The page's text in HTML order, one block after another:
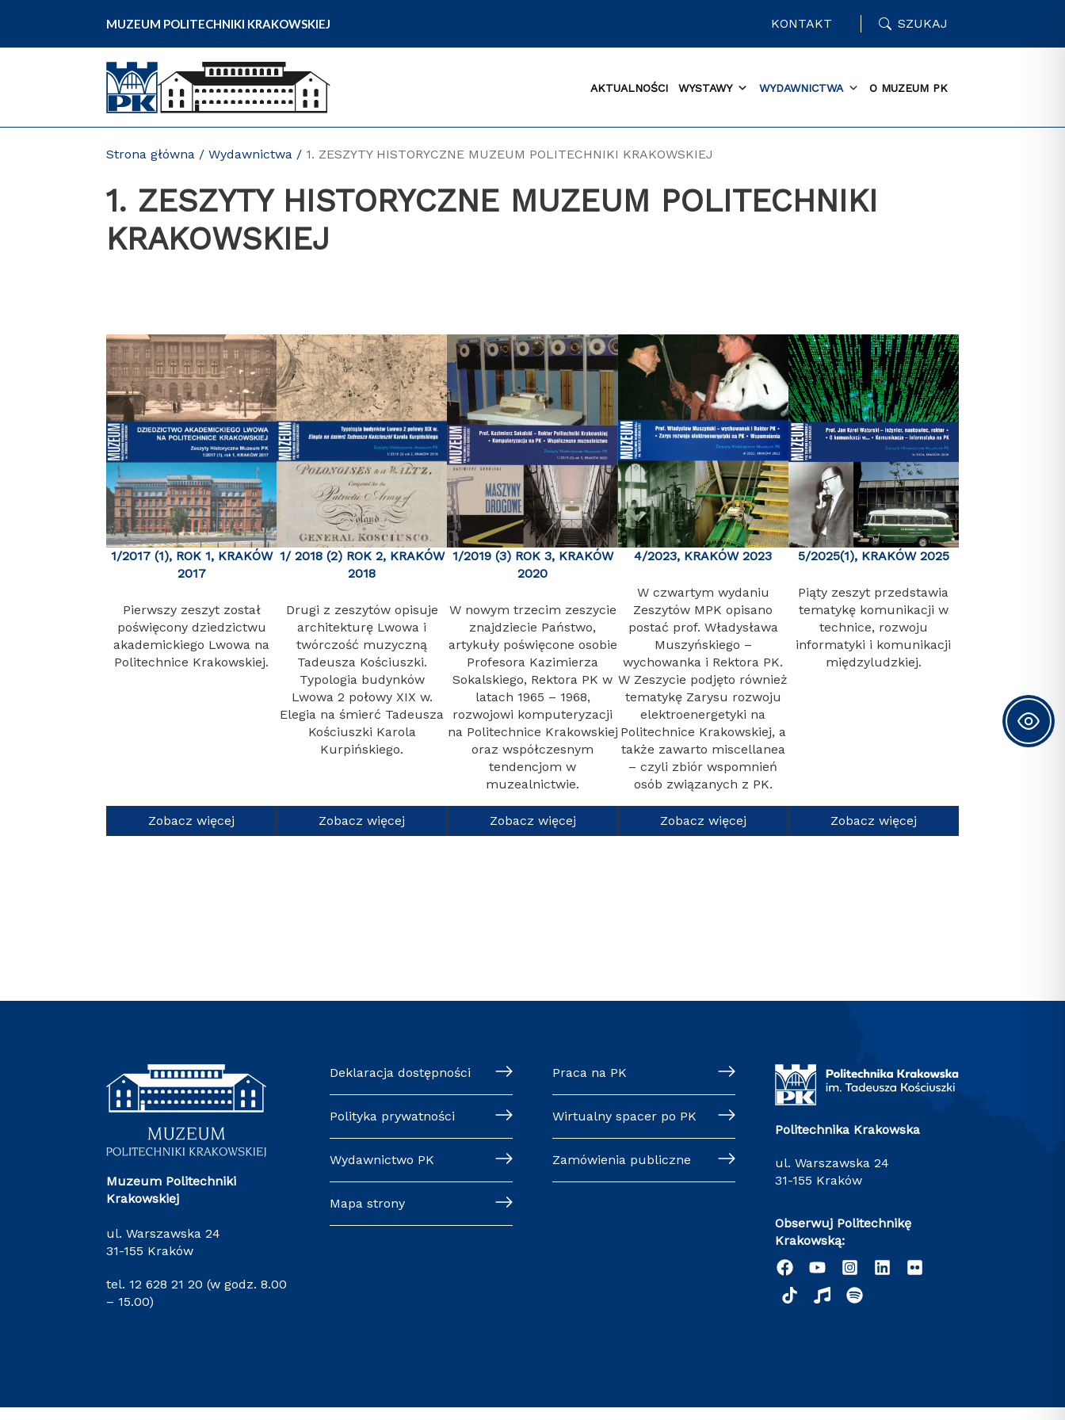
MUZEUM POLITECHNIKI KRAKOWSKIEJ KONTAKT SZUKAJ
AKTUALNOŚCI WYSTAWY WYDAWNICTWA O MUZEUM PK
Strona główna /Wydawnictwa / 1. ZESZYTY HISTORYCZNE MUZEUM POLITECHNIKI KRAKOWSKIEJ
1. ZESZYTY HISTORYCZNE MUZEUM POLITECHNIKI
KRAKOWSKIEJ
1/2017 (1), ROK 1, KRAKÓW
2017
Pierwszy zeszyt został
poświęcony dziedzictwu
akademickiego Lwowa na
Politechnice Krakowskiej.
Zobacz więcej
1/ 2018 (2) ROK 2, KRAKÓW
2018
Drugi z zeszytów opisuje
architekturę Lwowa i
twórczość muzyczną
Tadeusza Kościuszki.
Typologia budynków
Lwowa 2 połowy XIX w.
Elegia na śmierć Tadeusza
Kościuszki Karola
Kurpińskiego.
Zobacz więcej
1/2019 (3) ROK 3, KRAKÓW
2020
W nowym trzecim zeszycie
znajdziecie Państwo,
artykuły poświęcone osobie
Profesora Kazimierza
Sokalskiego, Rektora PK w
latach 1965 – 1968,
rozwojowi komputeryzacji
na Politechnice Krakowskiej
oraz współczesnym
tendencjom w
muzealnictwie.
Zobacz więcej
4/2023, KRAKÓW 2023
W czwartym wydaniu
Zeszytów MPK opisano
postać prof. Władysława
Muszyńskiego –
wychowanka i Rektora PK.
W Zeszycie podjęto również
tematykę Zarysu rozwoju
elektroenergetyki na
Politechnice Krakowskiej, a
także zawarto miscellanea
– czyli zbiór wspomnień
osób związanych z PK.
Zobacz więcej
5/2025(1), KRAKÓW 2025
Piąty zeszyt przedstawia
tematykę komunikacji w
technice, rozwoju
informatyki i komunikacji
międzyludzkiej.
Zobacz więcej
Muzeum Politechniki
Krakowskiej
ul. Warszawska 24
31-155 Kraków
tel. 12 628 21 20 (w godz. 8.00
– 15.00)
Deklaracja dostępności
Polityka prywatności
Wydawnictwo PK
Mapa strony
Praca na PK
Wirtualny spacer po PK
Zamówienia publiczne
Politechnika Krakowska
ul. Warszawska 24
31-155 Kraków
Obserwuj Politechnikę
Krakowską: